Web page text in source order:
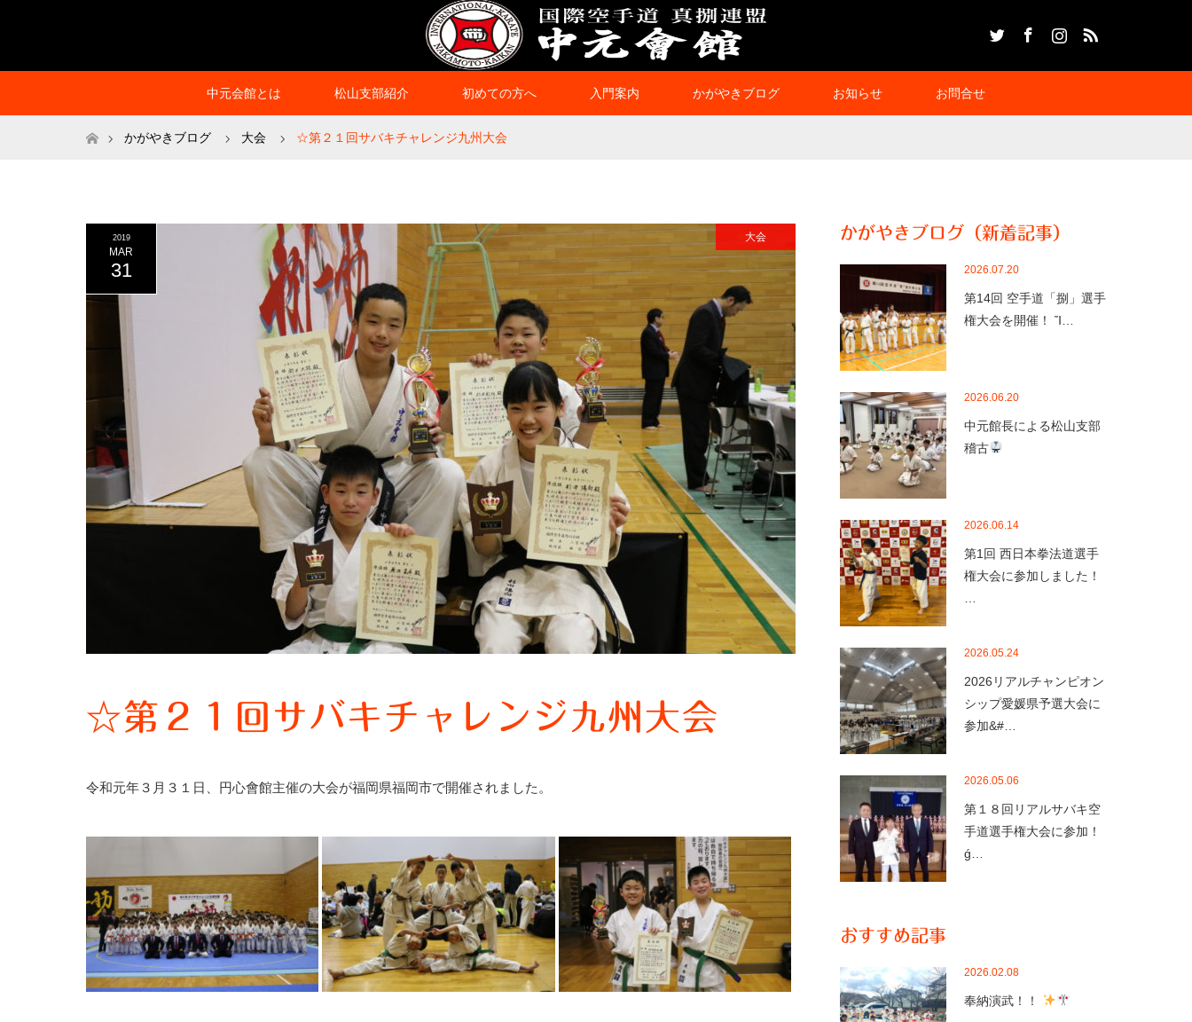
中元会館とは 松山支部紹介 初めての方へ 入門案内 かがやきブログ お知らせ お問合せ
ホームかがやきブログ 大会 ☆第２１回サバキチャレンジ九州大会
2019
MAR
31
大会
☆第２１回サバキチャレンジ九州大会
令和元年３月３１日、円心會館主催の大会が福岡県福岡市で開催されました。
かがやきブログ（新着記事）
2026.07.20
第14回 空手道「捌」選手
権大会を開催！ Ἴ…
2026.06.20
中元館長による松山支部
稽古
2026.06.14
第1回 西日本拳法道選手
権大会に参加しました！
2026.05.24
2026リアルチャンピオン
シップ愛媛県予選大会に
参加&#…
2026.05.06
第１８回リアルサバキ空
手道選手権大会に参加！
ǵ…
おすすめ記事
2026.02.08
奉納演武！！